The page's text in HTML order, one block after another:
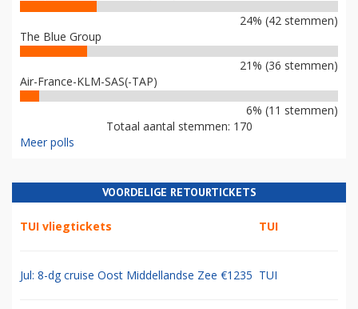
24% (42 stemmen)
The Blue Group
21% (36 stemmen)
Air-France-KLM-SAS(-TAP)
6% (11 stemmen)
Totaal aantal stemmen: 170
Meer polls
VOORDELIGE RETOURTICKETS
TUI vliegtickets TUI
Jul: 8-dg cruise Oost Middellandse Zee €1235 TUI